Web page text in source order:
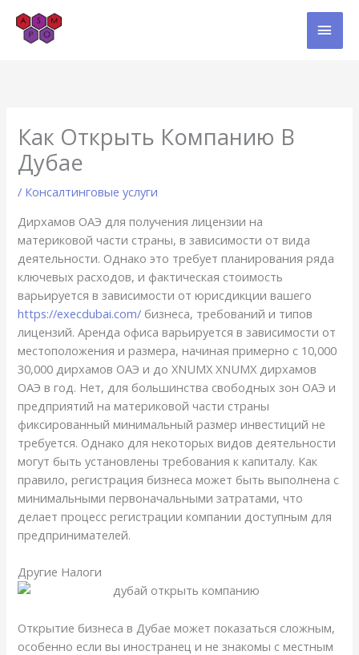
content
Как Открыть Компанию В
Дубае
/ Консалтинговые услуги
Дирхамов ОАЭ для получения лицензии на
материковой части страны, в зависимости от вида
деятельности. Однако это требует планирования ряда
ключевых расходов, и фактическая стоимость
варьируется в зависимости от юрисдикции вашего
https://execdubai.com/ бизнеса, требований и типов
лицензий. Аренда офиса варьируется в зависимости от
местоположения и размера, начиная примерно с 10,000
30,000 дирхамов ОАЭ и до XNUMX XNUMX дирхамов
ОАЭ в год. Нет, для большинства свободных зон ОАЭ и
предприятий на материковой части страны
фиксированный минимальный размер инвестиций не
требуется. Однако для некоторых видов деятельности
могут быть установлены требования к капиталу. Как
правило, регистрация бизнеса может быть выполнена с
минимальными первоначальными затратами, что
делает процесс регистрации компании доступным для
предпринимателей.
Другие Налоги
Открытие бизнеса в Дубае может показаться сложным,
особенно если вы иностранец и не знакомы с местным